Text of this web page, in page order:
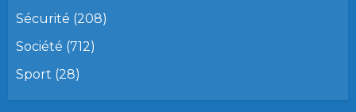
Sécurité (208)
Société (712)
Sport (28)